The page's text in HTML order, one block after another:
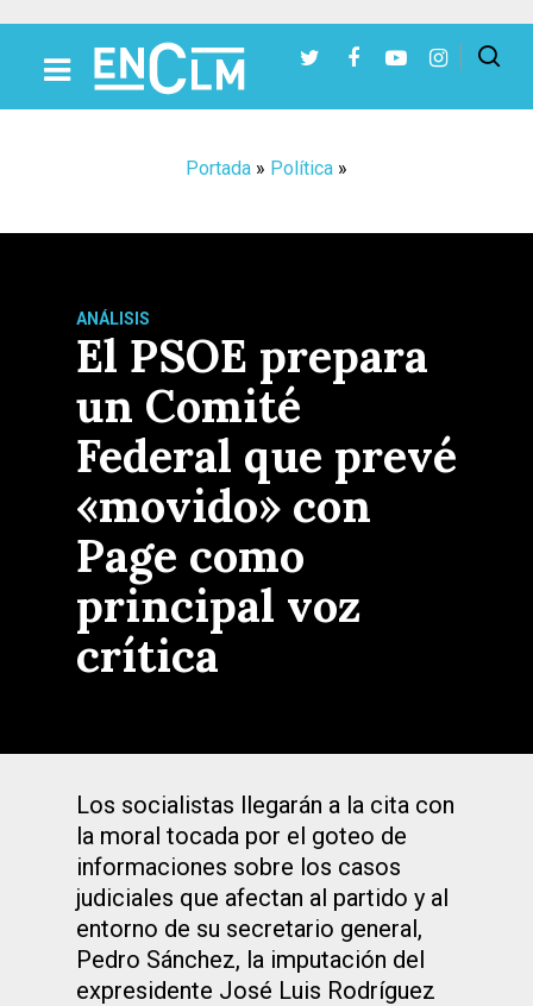
Portada » Política »
ANÁLISIS
El PSOE prepara
un Comité
Federal que prevé
«movido» con
Page como
principal voz
crítica
Los socialistas llegarán a la cita con
la moral tocada por el goteo de
informaciones sobre los casos
judiciales que afectan al partido y al
entorno de su secretario general,
Pedro Sánchez, la imputación del
expresidente José Luis Rodríguez